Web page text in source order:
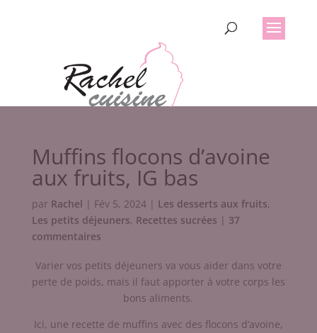
Muffins flocons d’avoine
aux fruits, IG bas
par Rachel | Fév 5, 2024| Les desserts aux fruits,
Les petits déjeuners, Recettes sucrées | 37
commentaires
Varier vos petits déjeuners va vous aider dans votre
perte de poids, mais il faut apporter à votre corps les
bons aliments.
Ici, une recette de muffins avec des flocons d’avoine,